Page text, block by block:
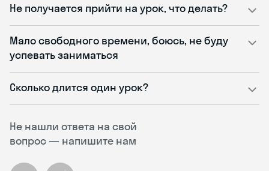
Не нашли ответа на свой
вопрос — напишите нам
Не получается прийти на урок, что делать?
Мало свободного времени, боюсь, не буду
успевать заниматься
Сколько длится один урок?